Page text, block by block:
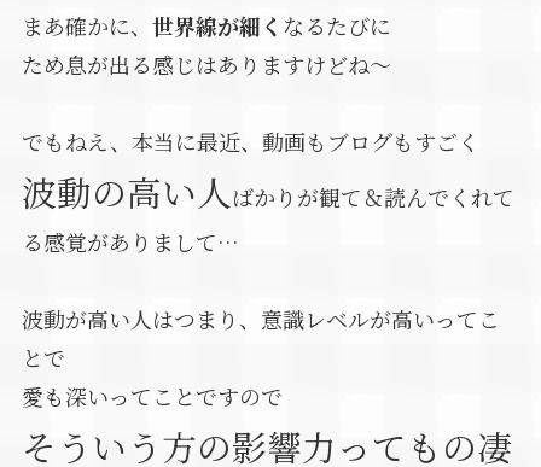
まあ確かに、 世界線が細く なるたびに
ため息が出る感じはありますけどね～
でもねえ、本当に最近、動画もブログもすごく
波動の高い人ばかりが観て＆読んでくれて
る感覚がありまして…
波動が高い人はつまり、意識レベルが高いってこ
とで
愛も深いってことですので
そういう方の影響力ってもの凄